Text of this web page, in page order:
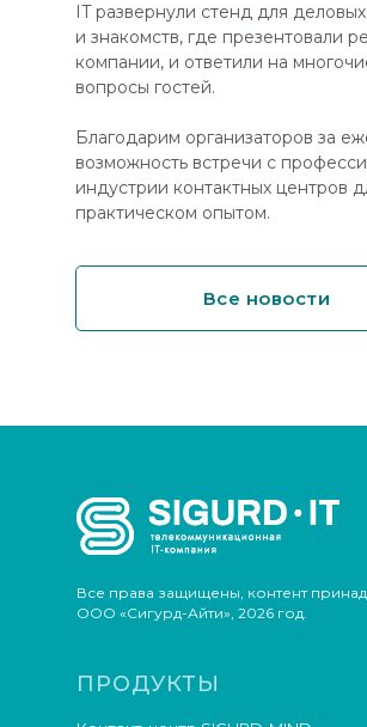
Все новости
IT развернули стенд для
и знакомств, где презентовали
компании, и ответили на
вопросы гостей.
Благодарим организаторов за
возможность встречи с
индустрии контактных центров
практическом опытом.
ПРОДУКТЫ
Все права защищены, контент
ООО «Сигурд-Айти», 2026 год.